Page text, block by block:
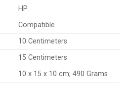
‎HP
‎Compatible
‎10 Centimeters
‎15 Centimeters
‎10 x 15 x 10 cm; 490 Grams